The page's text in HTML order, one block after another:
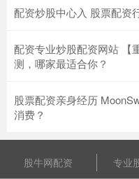
配资炒股中心入 股票配资
配资专业炒股配资网站 【
测，哪家最适合你？
股票配资亲身经历
消费？
股牛网配资 专业